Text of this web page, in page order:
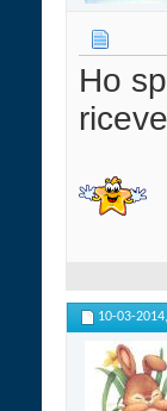
Ho
10-03-2014,